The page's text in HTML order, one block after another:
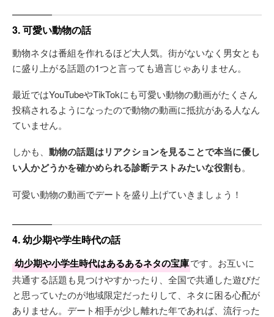
3. 可愛い動物の話
動物ネタは番組を作れるほど大人気。街がないなく男女とも
に盛り上がる話題の1つと言っても過言じゃありません。
最近ではYouTubeやTikTokにも可愛い動物の動画がたくさん
投稿されるようになったので動物の動画に抵抗がある人なん
ていません。
しかも、 動物の話題はリアクションを見ることで本当に優し
い人かどうかを確かめられる診断テストみたいな役割も。
可愛い動物の動画でデートを盛り上げていきましょう！
4. 幼少期や学生時代の話
幼少期や小学生時代はあるあるネタの宝庫です。お互いに
共通する話題も見つけやすかったり、全国で共通した遊びだ
と思っていたのが地域限定だったりして、ネタに困る心配が
ありません。デート相手が少し離れた年であれば、流行った